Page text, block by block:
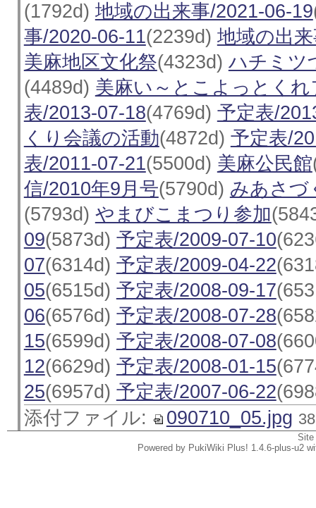
(1792d) 地域の出来事/2021-06-19
事/2020-06-11(2239d) 地域の出
美麻地区文化祭(4323d) ハチミツ
(4489d) 美麻い～とこよっとくれ
表/2013-07-18(4769d) 予定表/
くり会議の活動(4872d) 予定表/
表/2011-07-21(5500d) 美麻公民館
信/2010年9月号(5790d) みあさづ
(5793d) やまびこまつり参加
09(5873d) 予定表/2009-07-10
07(6314d) 予定表/2009-04-22
05(6515d) 予定表/2008-09-17
06(6576d) 予定表/2008-07-28
15(6599d) 予定表/2008-07-08
12(6629d) 予定表/2008-01-15
25(6957d) 予定表/2007-06-22
添付ファイル:
090710_05.jpg
Powered by PukiWiki Plus! 1.4.6-plus-u2